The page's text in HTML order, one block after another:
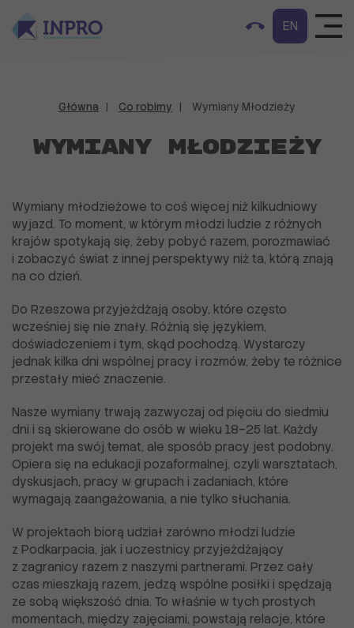
EN
Główna Co robimy Wymiany Młodzieży
Wymiany Młodzieży
Wymiany młodzieżowe to coś więcej niż kilkudniowy
wyjazd. To moment, w którym młodzi ludzie z różnych
krajów spotykają się, żeby pobyć razem, porozmawiać
i zobaczyć świat z innej perspektywy niż ta, którą znają
na co dzień.
Do Rzeszowa przyjeżdżają osoby, które często
wcześniej się nie znały. Różnią się językiem,
doświadczeniem i tym, skąd pochodzą. Wystarczy
jednak kilka dni wspólnej pracy i rozmów, żeby te różnice
przestały mieć znaczenie.
Nasze wymiany trwają zazwyczaj od pięciu do siedmiu
dni i są skierowane do osób w wieku 18–25 lat. Każdy
projekt ma swój temat, ale sposób pracy jest podobny.
Opiera się na edukacji pozaformalnej, czyli warsztatach,
dyskusjach, pracy w grupach i zadaniach, które
wymagają zaangażowania, a nie tylko słuchania.
W projektach biorą udział zarówno młodzi ludzie
z Podkarpacia, jak i uczestnicy przyjeżdżający
z zagranicy razem z naszymi partnerami. Przez cały
czas mieszkają razem, jedzą wspólne posiłki i spędzają
ze sobą większość dnia. To właśnie w tych prostych
momentach, między zajęciami, powstają relacje, które